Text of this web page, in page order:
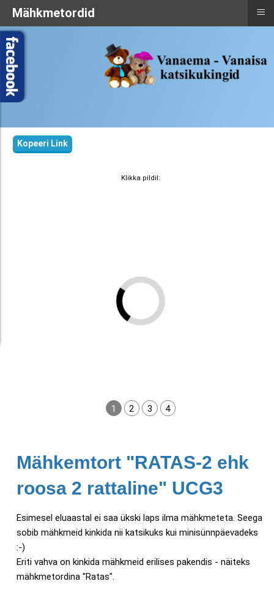
Kopeeri Link
1 2 3 4
Mähkemtort "RATAS-2 ehk
roosa 2 rattaline" UCG3
Esimesel eluaastal ei saa ükski laps ilma mähkmeteta. Seega
sobib mähkmeid kinkida nii katsikuks kui minisünnpäevadeks
:-)
Eriti vahva on kinkida mähkmeid erilises pakendis - näiteks
mähkmetordina "Ratas".
Mähkmetordid ≡